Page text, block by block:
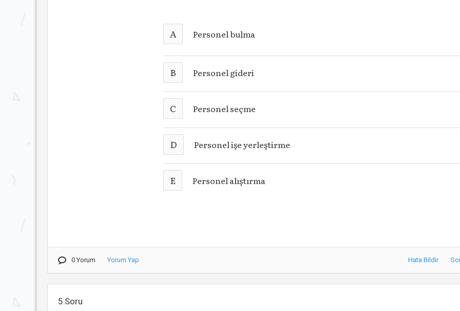
A Personel bulma
B Personel gideri
C Personel seçme
D Personel işe yerleştirme
E Personel alıştırma
0 Yorum Yorum Yap Hata Bildir
5.Soru